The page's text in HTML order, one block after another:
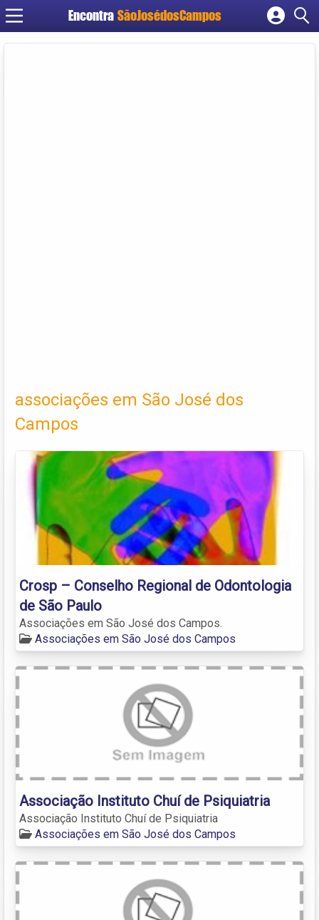
Encontra SãoJosédosCampos
Cadastrar empresa
associações em São José dos
Campos
Crosp – Conselho Regional de Odontologia
de São Paulo
Associações em São José dos Campos.
Associações em São José dos Campos
Associação Instituto Chuí de Psiquiatria
Associação Instituto Chuí de Psiquiatria
Associações em São José dos Campos